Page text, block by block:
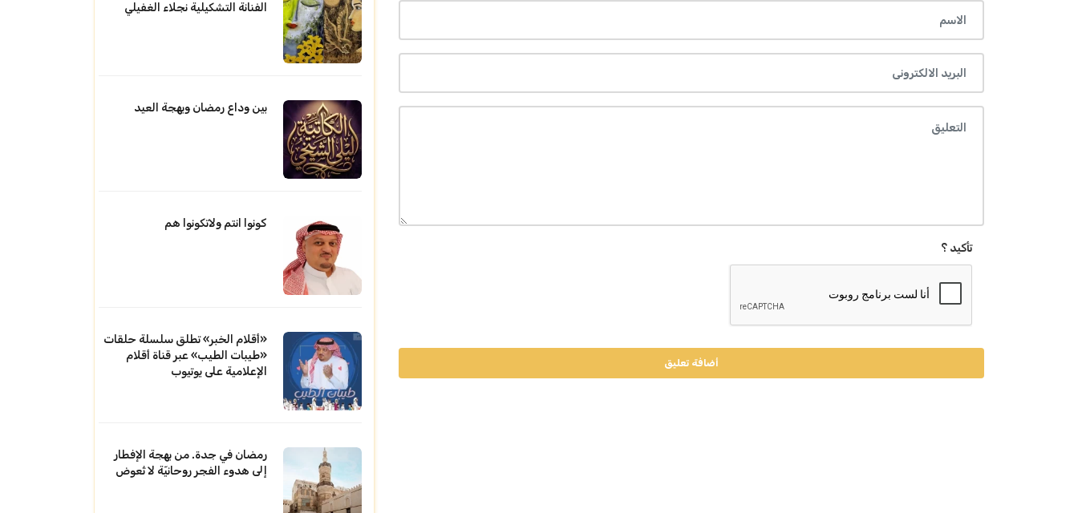
تأكيد ؟
أضافة تعليق
الفنانة التشكيلية نجلاء الغفيلي
بين وداع رمضان وبهجة العيد
كونوا انتم ولاتكونوا هم
«أقلام الخبر» تطلق سلسلة حلقات
«طيبات الطيب» عبر قناة أقلام
الإعلامية على يوتيوب
رمضان في جدة. من بهجة الإفطار
إلى هدوء الفجر روحانيّة لا تُعوض